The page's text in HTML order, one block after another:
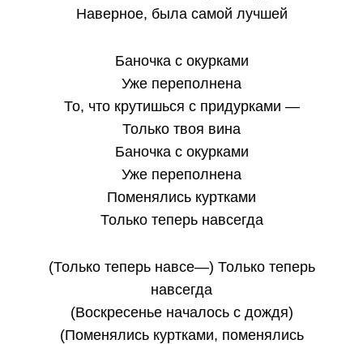
Наверное, была самой лучшей
Баночка с окурками
Уже переполнена
То, что крутишься с придурками —
Только твоя вина
Баночка с окурками
Уже переполнена
Поменялись куртками
Только теперь навсегда
(Только теперь навсе—) Только теперь
навсегда
(Воскресенье началось с дождя)
(Поменялись куртками, поменялись